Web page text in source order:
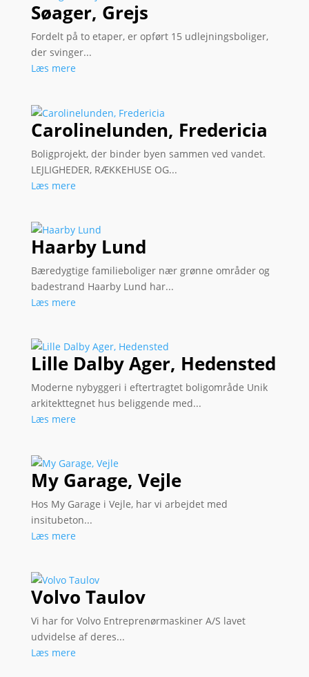
Søager, Grejs
Fordelt på to etaper, er opført 15 udlejningsboliger,
der svinger...
Læs mere
Carolinelunden, Fredericia
Boligprojekt, der binder byen sammen ved vandet.
LEJLIGHEDER, RÆKKEHUSE OG...
Læs mere
Haarby Lund
Bæredygtige familieboliger nær grønne områder og
badestrand Haarby Lund har...
Læs mere
Lille Dalby Ager, Hedensted
Moderne nybyggeri i eftertragtet boligområde Unik
arkitekttegnet hus beliggende med...
Læs mere
My Garage, Vejle
Hos My Garage i Vejle, har vi arbejdet med
insitubeton...
Læs mere
Volvo Taulov
Vi har for Volvo Entreprenørmaskiner A/S lavet
udvidelse af deres...
Læs mere